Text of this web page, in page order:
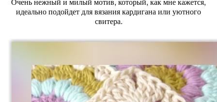
идеально подойдет для вязания кардигана или уютного
свитера.